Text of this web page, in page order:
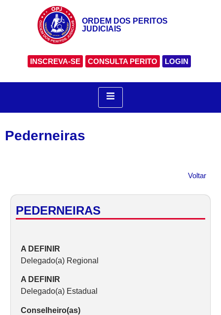
ORDEM DOS PERITOS
JUDICIAIS
INSCREVA-SE CONSULTA PERITO LOGIN
Pederneiras
Voltar
PEDERNEIRAS
A DEFINIR
Delegado(a) Regional
A DEFINIR
Delegado(a) Estadual
Conselheiro(as)